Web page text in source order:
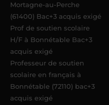
Mortagne-au-Perche
(61400) Bac+3 acquis exigé
Prof de soutien scolaire
H/F à Bonnétable Bac+3
acquis exigé
Professeur de soutien
scolaire en français à
Bonnétable (72110) bac+3
acquis exigé